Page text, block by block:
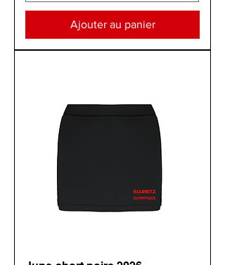
Ajouter au panier